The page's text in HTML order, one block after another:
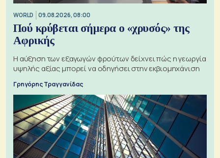
WORLD 09.08.2026, 08:00
Πού κρύβεται σήμερα ο «χρυσός» της
Αφρικής
Η αύξηση των εξαγωγών φρούτων δείχνει πώς η γεωργία
υψηλής αξίας μπορεί να οδηγήσει στην εκβιομηχάνιση
Γρηγόρης Τραγγανίδας